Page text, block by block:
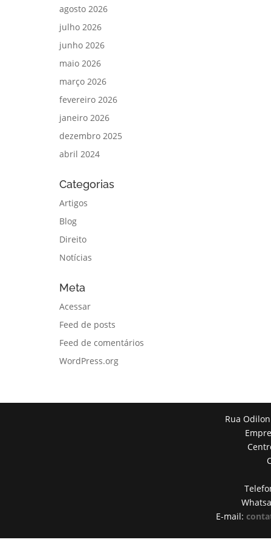
agosto 2026
julho 2026
junho 2026
maio 2026
março 2026
fevereiro 2026
janeiro 2026
dezembro 2025
abril 2024
Categorias
Artigos
Blog
Direito
Notícias
Meta
Acessar
Feed de posts
Feed de comentários
WordPress.org
Rua
E-mail: